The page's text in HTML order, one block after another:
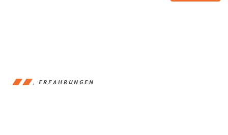
ERFAHRUNGEN